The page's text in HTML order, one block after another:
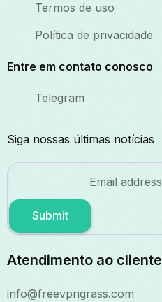
Termos de uso
Política de privacidade
Entre em contato conosco
Telegram
Siga nossas últimas notícias
Submit
Atendimento ao cliente
info@freevpngrass.com